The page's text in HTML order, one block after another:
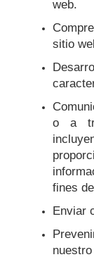
web.
sitio
o a
fines
Enviar